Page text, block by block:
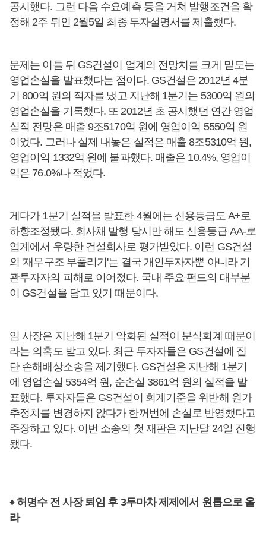
공시했다. 그런 다음 수요예측 등을 거쳐 발행조건을 확
정해 2주 뒤인 2월5일 최종 투자설명서를 제출했다.
문제는 이틀 뒤 GS건설이 업계의 전망치를 크게 밑도는
영업손실을 발표했다는 점이다. GS건설은 2012년 4분
기 800억 원의 적자를 냈고 지난해 1분기는 5300억 원의
영업손실을 기록했다. 또 2012년 초 공시했던 연간 영업
실적 전망은 매출 9조5170억 원에 영업이익 5550억 원
이었다. 그러나 실제 내놓은 실적은 매출 8조5310억 원,
영업이익 1332억 원에 불과했다. 매출은 10.4%, 영업이
익은 76.0%나 적었다.
게다가 1분기 실적을 발표한 4월에는 신용등급도 A+로
하향조정됐다. 회사채 발행 당시만 해도 신용등급 AA-로
업계에서 우량한 건설회사로 평가받았다. 이런 GS건설
의 '재무구조 부풀리기'는 결국 개인투자자뿐 아니라 기
관투자자의 피해로 이어졌다. 국내 주요 펀드의 대부분
이 GS건설을 담고 있기 때문이다.
임 사장은 지난해 1분기 악화된 실적이 분식회계 때문이
라는 의혹도 받고 있다. 최근 투자자들은 GS건설에 집
단 손해배상소송을 제기했다. GS건설은 지난해 1분기
에 영업손실 5354억 원, 순손실 3861억 원의 실적을 발
표했다. 투자자들은 GS건설이 회계기준을 위반해 원가
추정치를 변경하지 않다가 한꺼번에 손실로 반영했다고
주장하고 있다. 이번 소송의 첫 재판은 지난달 24일 진행
됐다.
♦ 허명수 전 사장 퇴임 후 3두마차 제제에서 원톱으로 올
라